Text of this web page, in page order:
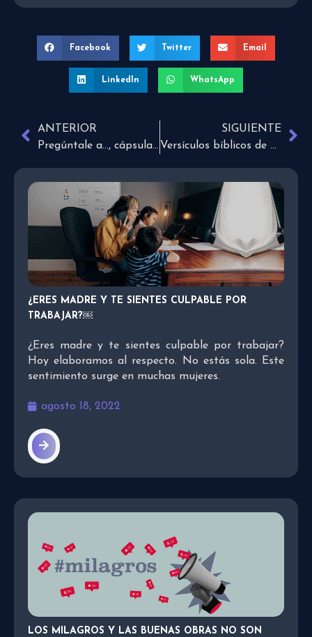
Facebook Twitter Email
LinkedIn WhatsApp
ANTERIOR
Pregúntale a…, cápsula que responde las dudas sobre la Biblia
SIGUIENTE
Versículos bíblicos de agradecimiento a otros
¿ERES MADRE Y TE SIENTES CULPABLE POR
TRABAJAR?￼
¿Eres madre y te sientes culpable por trabajar?
Hoy elaboramos al respecto. No estás sola. Este
sentimiento surge en muchas mujeres.
agosto 18, 2022
LOS MILAGROS Y LAS BUENAS OBRAS NO SON